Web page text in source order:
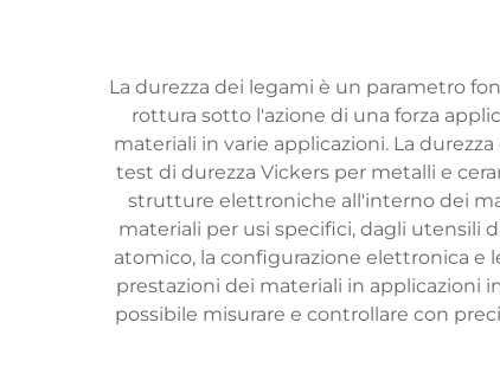
La durezza dei legami è un parametro
rottura sotto l'azione di una forza
materiali in varie applicazioni. La
test di durezza Vickers per metalli e
strutture elettroniche all'interno dei
materiali per usi specifici, dagli utensili
atomico, la configurazione elettronica e
prestazioni dei materiali in applicazioni
possibile misurare e controllare con